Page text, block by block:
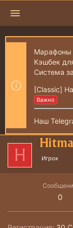
Марафоны
Кэшбек
Система
[Classic]
Важно
Наш
H Игрок
0